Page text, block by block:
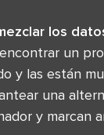
los
un
y las están
una
y marcan